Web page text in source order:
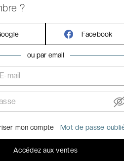
★★★★
désertique à
VeryChic
codes. Péninsule qui s’en va
l’équilibre entre les
dans l’air une ambiance
choix assumé. Celui de se
éprouvée lors de notre
?
Facebook
ou par email
mail
mon compte Mot de passe
Accédez aux ventes